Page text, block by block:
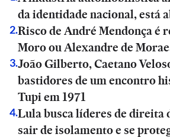
da identidade nacional, está
2.Risco de André Mendonça é
Moro ou Alexandre de
3.João Gilberto, Caetano
bastidores de um encontro
Tupi em 1971
4.Lula busca líderes de direita
sair de isolamento e se